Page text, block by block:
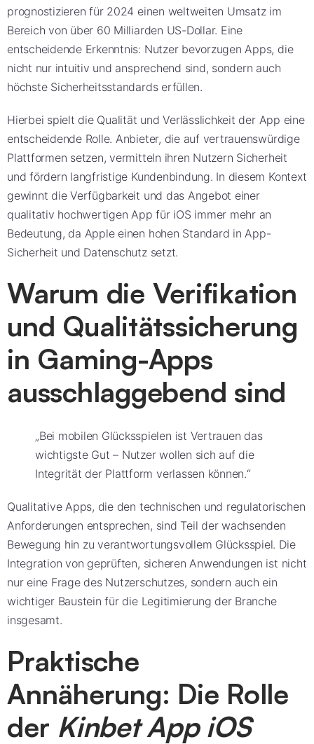
prognostizieren für 2024 einen weltweiten Umsatz im
Bereich von über 60 Milliarden US-Dollar. Eine
entscheidende Erkenntnis: Nutzer bevorzugen Apps, die
nicht nur intuitiv und ansprechend sind, sondern auch
höchste Sicherheitsstandards erfüllen.
Hierbei spielt die Qualität und Verlässlichkeit der App eine
entscheidende Rolle. Anbieter, die auf vertrauenswürdige
Plattformen setzen, vermitteln ihren Nutzern Sicherheit
und fördern langfristige Kundenbindung. In diesem Kontext
gewinnt die Verfügbarkeit und das Angebot einer
qualitativ hochwertigen App für iOS immer mehr an
Bedeutung, da Apple einen hohen Standard in App-
Sicherheit und Datenschutz setzt.
Warum die Verifikation
und Qualitätssicherung
in Gaming-Apps
ausschlaggebend sind
„Bei mobilen Glücksspielen ist Vertrauen das
wichtigste Gut – Nutzer wollen sich auf die
Integrität der Plattform verlassen können.“
Qualitative Apps, die den technischen und regulatorischen
Anforderungen entsprechen, sind Teil der wachsenden
Bewegung hin zu verantwortungsvollem Glücksspiel. Die
Integration von geprüften, sicheren Anwendungen ist nicht
nur eine Frage des Nutzerschutzes, sondern auch ein
wichtiger Baustein für die Legitimierung der Branche
insgesamt.
Praktische
Annäherung: Die Rolle
der Kinbet App iOS